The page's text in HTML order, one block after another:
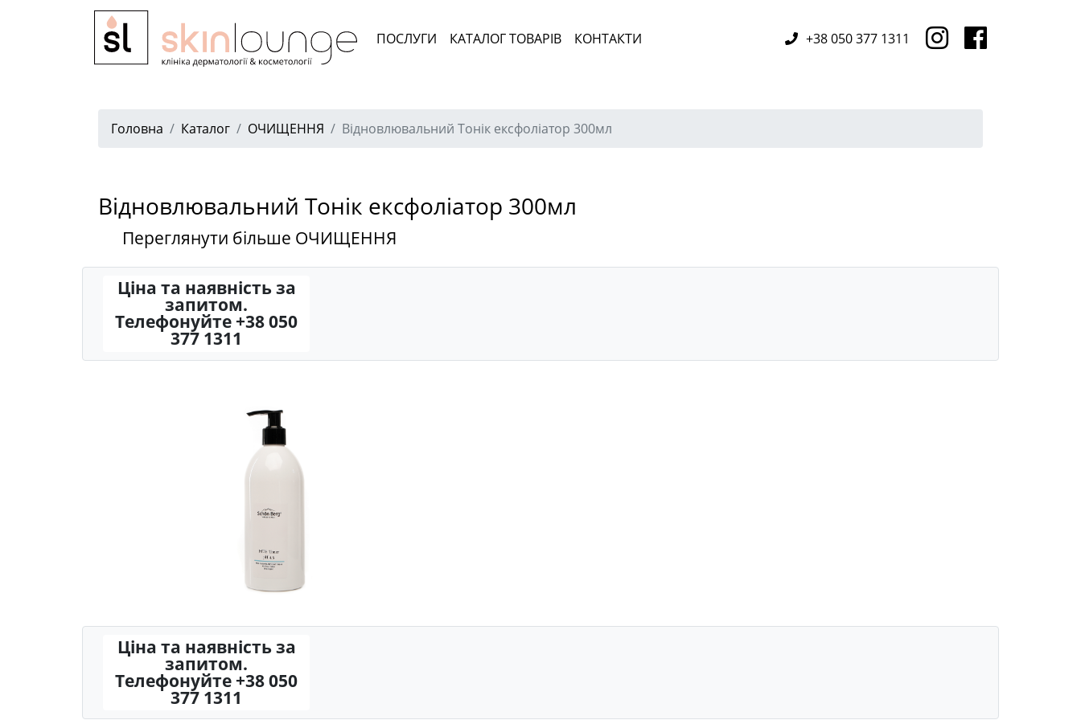
ПОСЛУГИ КАТАЛОГ ТОВАРІВ КОНТАКТИ +38 050 377 1311
Головна Каталог ОЧИЩЕННЯ Відновлювальний Тонік ексфоліатор 300мл
Відновлювальний Тонік ексфоліатор 300мл
Переглянути більше ОЧИЩЕННЯ
Ціна та наявність за
запитом.
Телефонуйте +38 050
377 1311
Ціна та наявність за
запитом.
Телефонуйте +38 050
377 1311